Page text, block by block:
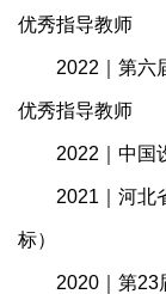
优秀指导教师
2022｜第六届
优秀指导教师
2022｜中国设
2021｜河北省
标）
2020｜第23届